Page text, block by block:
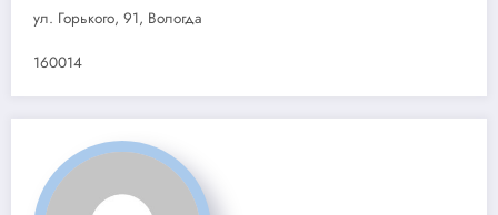
ул. Горького, 91, Вологда
160014